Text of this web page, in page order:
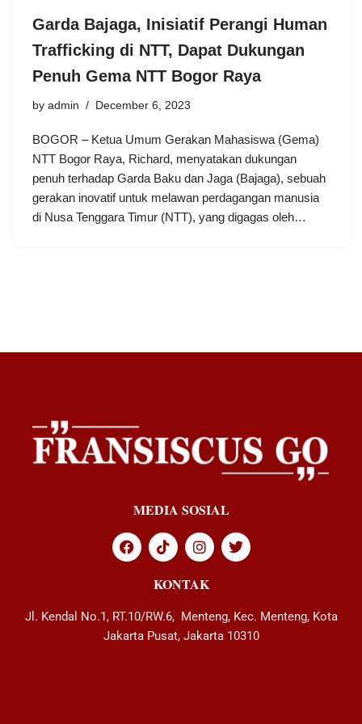
Garda Bajaga, Inisiatif Perangi Human
Trafficking di NTT, Dapat Dukungan
Penuh Gema NTT Bogor Raya
by admin December 6, 2023
BOGOR – Ketua Umum Gerakan Mahasiswa (Gema)
NTT Bogor Raya, Richard, menyatakan dukungan
penuh terhadap Garda Baku dan Jaga (Bajaga), sebuah
gerakan inovatif untuk melawan perdagangan manusia
di Nusa Tenggara Timur (NTT), yang digagas oleh…
MEDIA SOSIAL
KONTAK
Jl. Kendal No.1, RT.10/RW.6, Menteng, Kec. Menteng, Kota
Jakarta Pusat, Jakarta 10310